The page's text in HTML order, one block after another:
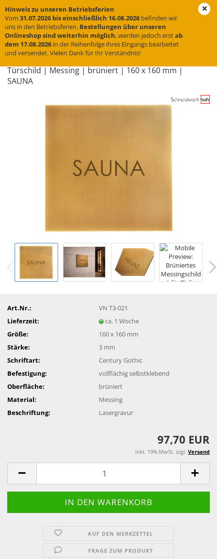
Hinweis zu unseren Betriebsferien
Vom 31.07.2026 bis einschließlich 16.08.2026 befinden wir
uns in den Betriebsferien. Bestellungen über unseren
Onlineshop sind weiterhin möglich, werden jedoch erstab
dem 17.08.2026 in der Reihenfolge ihres Eingangs bearbeitet
und versendet. Vielen Dank für Ihr Verständnis!
« Erster « zurück weiter »
Letzter »
31Artikel in dieser Kategorie
Tür­schild | Mes­sing | brü­niert | 160 x 160 mm |
SAUNA
Art.Nr.:
VN T3-021
Lieferzeit:
ca. 1 Woche
Größe:
160 x 160 mm
Stärke:
3 mm
Schriftart:
Century Gothic
Befestigung:
vollflächig selbstklebend
Oberfläche:
brüniert
Material:
Messing
Beschriftung:
Lasergravur
97,70 EUR
inkl. 19% MwSt. zzgl. Versand
AUF DEN MERKZETTEL
FRAGE ZUM PRODUKT